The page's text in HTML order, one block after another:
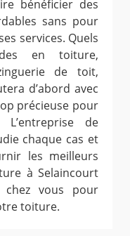
bénéficier des
sans pour
services. Quels
en toiture,
de toit,
d’abord avec
précieuse pour
de
chaque cas et
les meilleurs
à Selaincourt
chez vous pour
toiture.